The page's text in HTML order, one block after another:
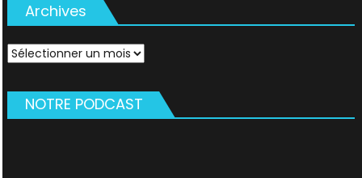
Archives
Archives
NOTRE PODCAST